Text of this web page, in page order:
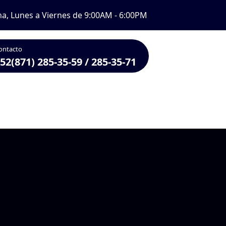
Lunes a Viernes de 9:00AM - 6:00PM
285-35-59 / 285-35-71